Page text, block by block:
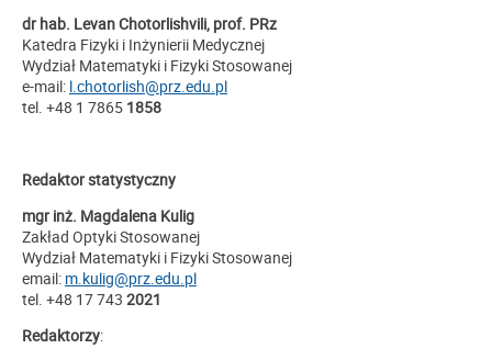
dr hab. Levan Chotorlishvili, prof. PRz
Katedra Fizyki i Inżynierii Medycznej
Wydział Matematyki i Fizyki Stosowanej
e-mail: l.chotorlish@prz.edu.pl
tel. +48 1 7865 1858
Redaktor statystyczny
mgr inż. Magdalena Kulig
Zakład Optyki Stosowanej
Wydział Matematyki i Fizyki Stosowanej
email: m.kulig@prz.edu.pl
tel. +48 17 743 2021
Redaktorzy: